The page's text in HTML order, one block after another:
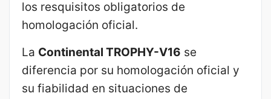
los resquisitos obligatorios de
homologación oficial.
La Continental TROPHY-V16 se
diferencia por su homologación oficial y
su fiabilidad en situaciones de